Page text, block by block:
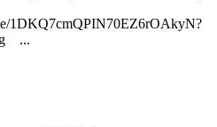
1DKQ7cmQPIN70EZ6rOAkyN?
...